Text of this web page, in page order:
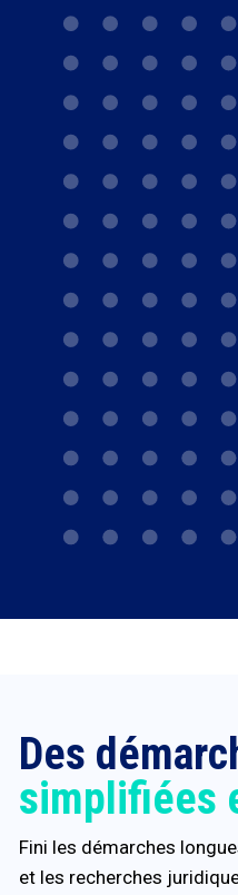
Des
simplifiées
Fini les démarches
et les recherches